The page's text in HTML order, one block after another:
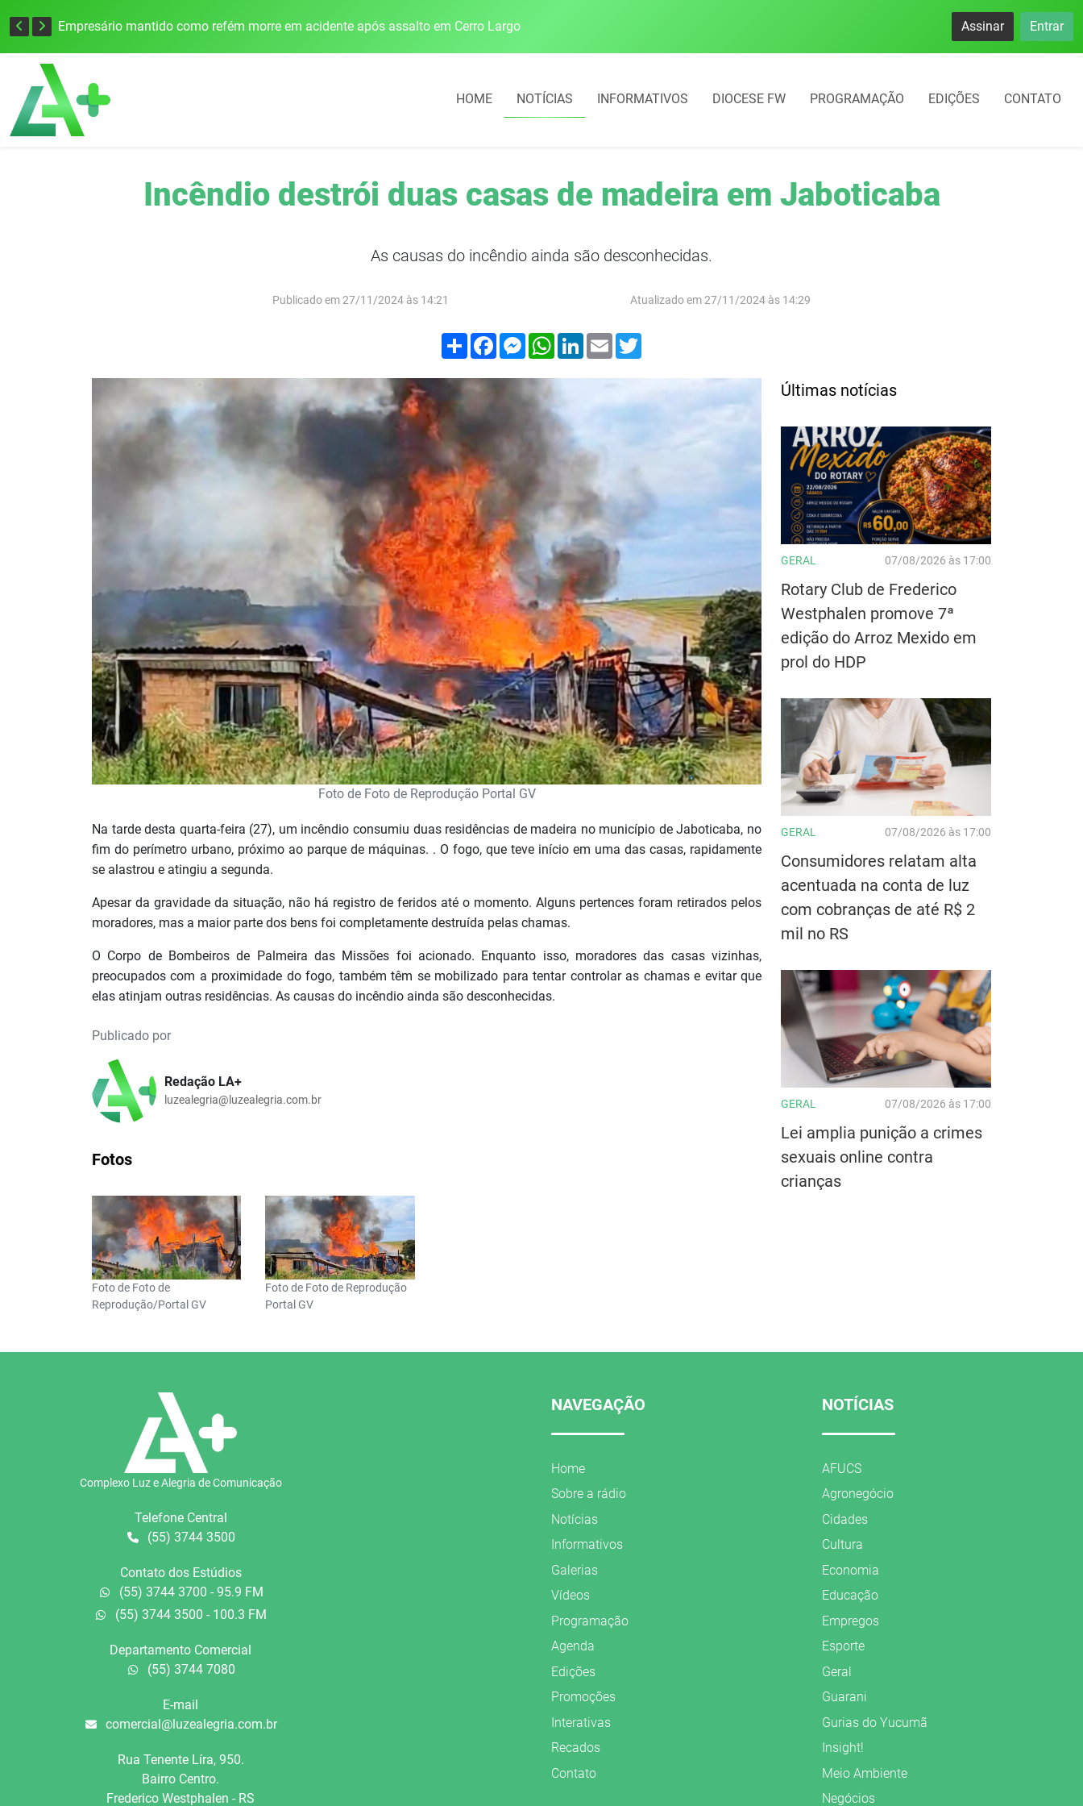
Empresário mantido como refém morre em acidente após assalto em Cerro Largo Cobrança do estacionamento rotativo começará em 10 dias em Frederico
Assinar Entrar
HOME NOTÍCIAS INFORMATIVOS DIOCESE FW PROGRAMAÇÃO EDIÇÕES CONTATO
Incêndio destrói duas casas de madeira em Jaboticaba
As causas do incêndio ainda são desconhecidas.
Publicado em 27/11/2024 às 14:21 Atualizado em 27/11/2024 às 14:29
Compartilhar
FacebookMessenger
WhatsApp
LinkedIn
Email
Foto de Foto de Reprodução Portal GV
Na tarde desta quarta-feira (27), um incêndio consumiu duas residências de madeira no município de Jaboticaba, no
fim do perímetro urbano, próximo ao parque de máquinas. . O fogo, que teve início em uma das casas, rapidamente
se alastrou e atingiu a segunda.
Apesar da gravidade da situação, não há registro de feridos até o momento. Alguns pertences foram retirados pelos
moradores, mas a maior parte dos bens foi completamente destruída pelas chamas.
O Corpo de Bombeiros de Palmeira das Missões foi acionado. Enquanto isso, moradores das casas vizinhas,
preocupados com a proximidade do fogo, também têm se mobilizado para tentar controlar as chamas e evitar que
elas atinjam outras residências. As causas do incêndio ainda são desconhecidas.
Publicado por
Redação LA+
luzealegria@luzealegria.com.br
Fotos
Foto de Foto de
Reprodução/Portal GV
Foto de Foto de Reprodução
Portal GV
Últimas notícias
GERAL 07/08/2026 às 17:00
Rotary Club de Frederico
Westphalen promove 7ª
edição do Arroz Mexido em
prol do HDP
GERAL 07/08/2026 às 17:00
Consumidores relatam alta
acentuada na conta de luz
com cobranças de até R$ 2
mil no RS
GERAL 07/08/2026 às 17:00
Lei amplia punição a crimes
sexuais online contra
crianças
Complexo Luz e Alegria de Comunicação
Telefone Central
(55) 3744 3500
Contato dos Estúdios
(55) 3744 3700 - 95.9 FM
(55) 3744 3500 - 100.3 FM
Departamento Comercial
(55) 3744 7080
E-mail
comercial@luzealegria.com.br
Rua Tenente Líra, 950.
Bairro Centro.
Frederico Westphalen - RS
NAVEGAÇÃO
Home
Sobre a rádio
Notícias
Informativos
Galerias
Vídeos
Programação
Agenda
Edições
Promoções
Interativas
Recados
Contato
NOTÍCIAS
AFUCS
Agronegócio
Cidades
Cultura
Economia
Educação
Empregos
Esporte
Geral
Guarani
Gurias do Yucumã
Insight!
Meio Ambiente
Negócios